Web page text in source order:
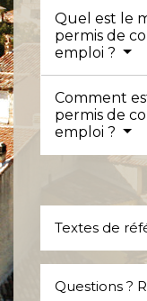
Quel est le
permis de
emploi ?
Comment
permis de
emploi ?
Textes de
Questions ?